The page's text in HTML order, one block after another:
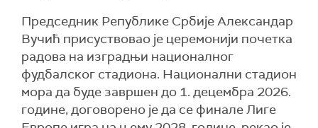
Председник Републике Србије Александар
Вучић присуствовао је церемонији почетка
радова на изградњи националног
фудбалског стадиона. Национални стадион
мора да буде завршен до 1. децембра 2026.
године, договорено је да се финале Лиге